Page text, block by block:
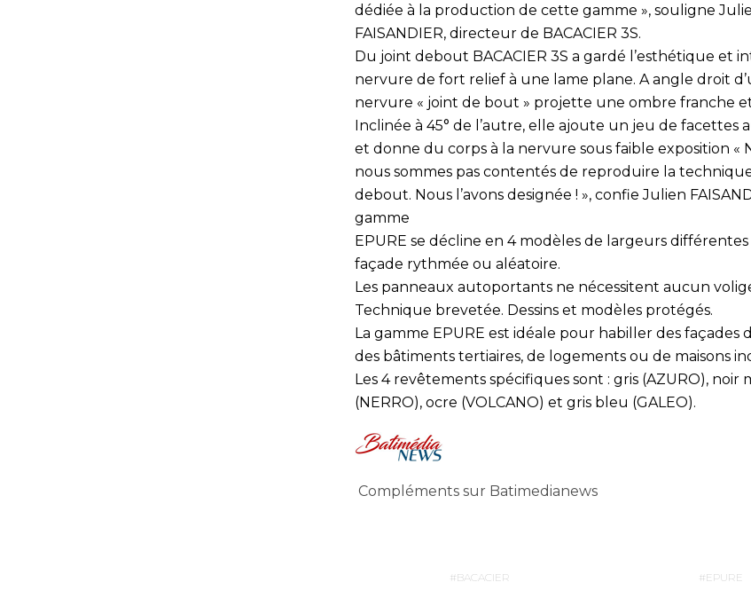
dédiée à la production de cette gamme », souligne
FAISANDIER, directeur de BACACIER 3S.
Du joint debout BACACIER 3S a gardé l’esthétique et
nervure de fort relief à une lame plane. A angle droit
nervure « joint de bout » projette une ombre franche
Inclinée à 45° de l’autre, elle ajoute un jeu de facettes
et donne du corps à la nervure sous faible exposition «
nous sommes pas contentés de reproduire la
debout. Nous l’avons designée ! », confie Julien
gamme
EPURE se décline en 4 modèles de largeurs
façade rythmée ou aléatoire.
Les panneaux autoportants ne nécessitent aucun
Technique brevetée. Dessins et modèles protégés.
La gamme EPURE est idéale pour habiller des façades
des bâtiments tertiaires, de logements ou de maisons
Les 4 revêtements spécifiques sont : gris (AZURO), noir
(NERRO), ocre (VOLCANO) et gris bleu (GALEO).
Compléments sur Batimedianews
BACACIER EPURE